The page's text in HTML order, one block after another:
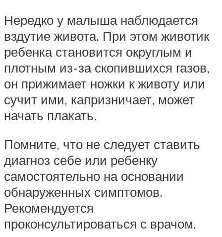
Нередко у малыша наблюдается
вздутие живота. При этом животик
ребенка становится округлым и
плотным из-за скопившихся газов,
он прижимает ножки к животу или
сучит ими, капризничает, может
начать плакать.
Помните, что не следует ставить
диагноз себе или ребенку
самостоятельно на основании
обнаруженных симптомов.
Рекомендуется
проконсультироваться с врачом.